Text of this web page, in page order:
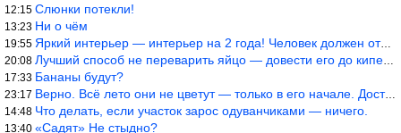
12:15 Слюнки потекли!
13:23 Ни о чём
19:55 Яркий интерьер — интерьер на 2 года! Человек должен отдыхать в с
20:08 Лучший способ не переварить яйцо — довести его до кипения и выкл
17:33 Бананы будут?
23:17 Верно. Всё лето они не цветут — только в его начале. Достаточно
14:48 Что делать, если участок зарос одуванчиками — ничего.
13:40 «Садят» Не стыдно?